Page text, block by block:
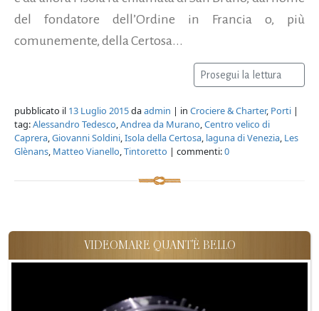
del fondatore dell’Ordine in Francia o, più
comunemente, della Certosa...
Prosegui la lettura
pubblicato il 13 Luglio 2015daadmin | in Crociere & Charter, Porti |
tag:Alessandro Tedesco,Andrea da Murano,Centro velico di
Caprera,Giovanni Soldini,Isola della Certosa, laguna di Venezia, Les
Glènans, Matteo Vianello,Tintoretto | commenti:0
VIDEOMARE QUANT'È BELLO